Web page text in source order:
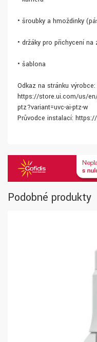
• šroubky a hmoždinky
• držáky pro přichycení
• šablona
Odkaz na stránku výrobce:
https://store.ui.com/us/
ptz?variant=uvc-ai-ptz-w
Průvodce instalací:
Podobné produkty